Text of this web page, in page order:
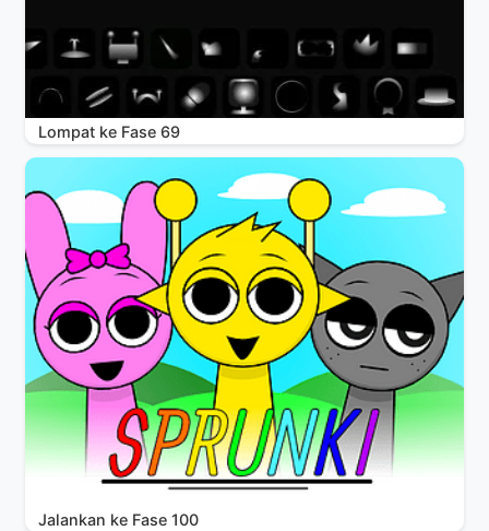
Lompat ke Fase 69
Jalankan ke Fase 100